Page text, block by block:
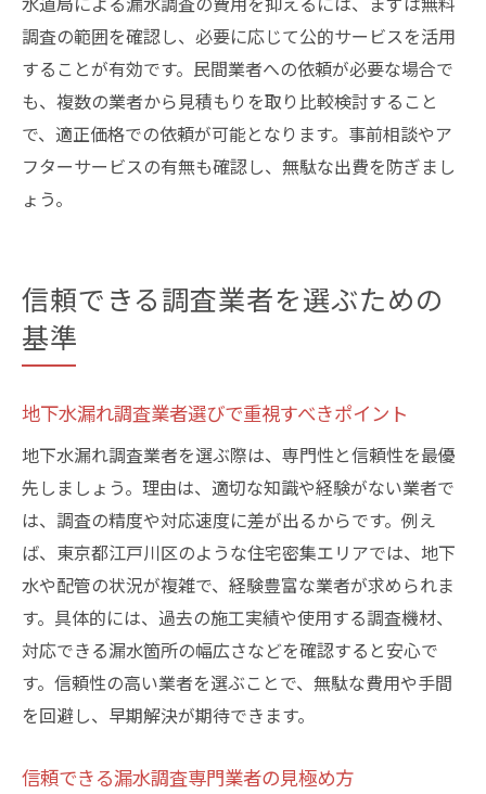
調査の範囲を確認し、必要に応じて公的サービスを活用
することが有効です。民間業者への依頼が必要な場合で
も、複数の業者から見積もりを取り比較検討すること
で、適正価格での依頼が可能となります。事前相談やア
フターサービスの有無も確認し、無駄な出費を防ぎまし
ょう。
信頼できる調査業者を選ぶための
基準
地下水漏れ調査業者選びで重視すべきポイント
地下水漏れ調査業者を選ぶ際は、専門性と信頼性を最優
先しましょう。理由は、適切な知識や経験がない業者で
は、調査の精度や対応速度に差が出るからです。例え
ば、東京都江戸川区のような住宅密集エリアでは、地下
水や配管の状況が複雑で、経験豊富な業者が求められま
す。具体的には、過去の施工実績や使用する調査機材、
対応できる漏水箇所の幅広さなどを確認すると安心で
す。信頼性の高い業者を選ぶことで、無駄な費用や手間
を回避し、早期解決が期待できます。
信頼できる漏水調査専門業者の見極め方